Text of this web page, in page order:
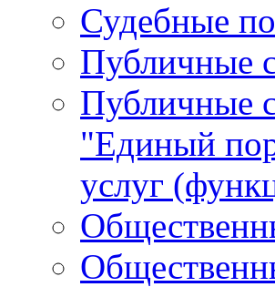
Судебные
Публичные
Публичные
"Единый
услуг